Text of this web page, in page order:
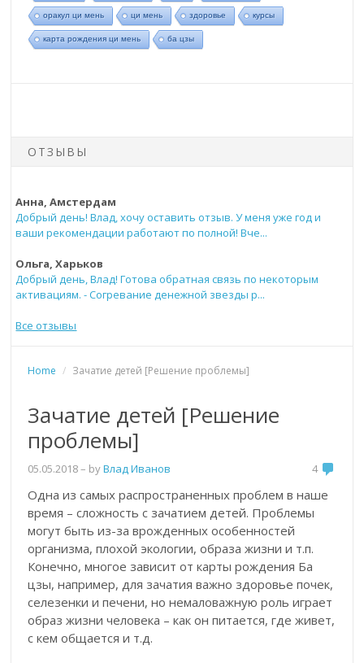
оракул ци мень ци мень здоровье курсы
карта рождения ци мень ба цзы
ОТЗЫВЫ
Анна, Амстердам
Добрый день! Влад, хочу оставить отзыв. У меня уже год и
ваши рекомендации работают по полной! Вче...
Ольга, Харьков
Добрый день, Влад! Готова обратная связь по некоторым
активациям. - Согревание денежной звезды р...
Все отзывы
Home / Зачатие детей [Решение проблемы]
Зачатие детей [Решение
проблемы]
05.05.2018– byВлад Иванов 4
Одна из самых распространенных проблем в наше
время – сложность с зачатием детей. Проблемы
могут быть из-за врожденных особенностей
организма, плохой экологии, образа жизни и т.п.
Конечно, многое зависит от карты рождения Ба
цзы, например, для зачатия важно здоровье почек,
селезенки и печени, но немаловажную роль играет
образ жизни человека – как он питается, где живет,
с кем общается и т.д.